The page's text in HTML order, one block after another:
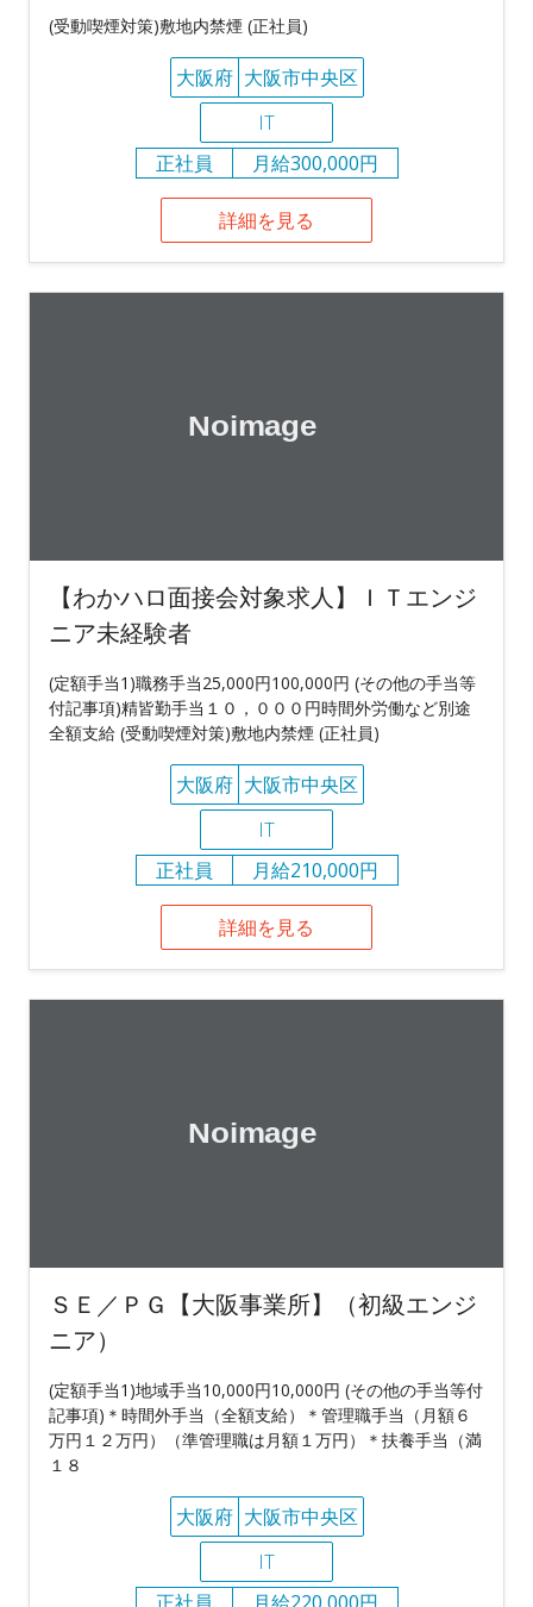
(受動喫煙対策)敷地内禁煙 (正社員)
大阪府 大阪市中央区
IT
正社員
月給300,000円
詳細を見る
【わかハロ面接会対象求人】ＩＴエンジ
ニア未経験者
(定額手当1)職務手当25,000円100,000円 (その他の手当等
付記事項)精皆勤手当１０，０００円時間外労働など別途
全額支給 (受動喫煙対策)敷地内禁煙 (正社員)
大阪府 大阪市中央区
IT
正社員
月給210,000円
詳細を見る
ＳＥ／ＰＧ【大阪事業所】（初級エンジ
ニア）
(定額手当1)地域手当10,000円10,000円 (その他の手当等付
記事項)＊時間外手当（全額支給）＊管理職手当（月額６
万円１２万円）（準管理職は月額１万円）＊扶養手当（満
１８
大阪府 大阪市中央区
IT